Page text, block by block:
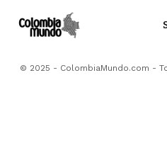
© 2025 - ColombiaMundo.com -